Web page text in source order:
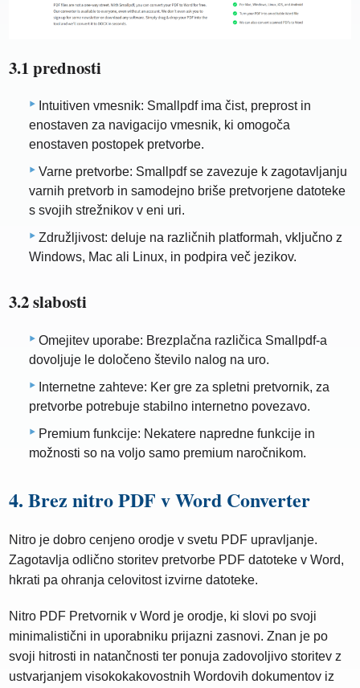
3.1 prednosti
Intuitiven vmesnik: Smallpdf ima čist, preprost in
enostaven za navigacijo vmesnik, ki omogoča
enostaven postopek pretvorbe.
Varne pretvorbe: Smallpdf se zavezuje k zagotavljanju
varnih pretvorb in samodejno briše pretvorjene datoteke
s svojih strežnikov v eni uri.
Združljivost: deluje na različnih platformah, vključno z
Windows, Mac ali Linux, in podpira več jezikov.
3.2 slabosti
Omejitev uporabe: Brezplačna različica Smallpdf-a
dovoljuje le določeno število nalog na uro.
Internetne zahteve: Ker gre za spletni pretvornik, za
pretvorbe potrebuje stabilno internetno povezavo.
Premium funkcije: Nekatere napredne funkcije in
možnosti so na voljo samo premium naročnikom.
4. Brez nitro PDF v Word Converter
Nitro je dobro cenjeno orodje v svetu PDF upravljanje.
Zagotavlja odlično storitev pretvorbe PDF datoteke v Word,
hkrati pa ohranja celovitost izvirne datoteke.
Nitro PDF Pretvornik v Word je orodje, ki slovi po svoji
minimalistični in uporabniku prijazni zasnovi. Znan je po
svoji hitrosti in natančnosti ter ponuja zadovoljivo storitev z
ustvarjanjem visokokakovostnih Wordovih dokumentov iz